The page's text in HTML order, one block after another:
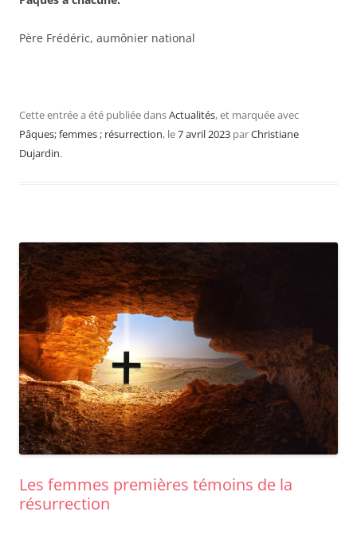
Père Frédéric, aumônier national
Cette entrée a été publiée dansActualités, et marquée avec
Pâques; femmes ; résurrection, le7 avril 2023 parChristiane
Dujardin.
Les femmes premières témoins de la
résurrection